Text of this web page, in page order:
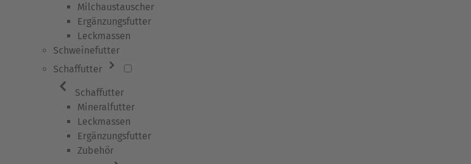
Milchaustauscher
Ergänzungsfutter
Leckmassen
Schweinefutter
Schaffutter
Schaffutter
Mineralfutter
Leckmassen
Ergänzungsfutter
Zubehör